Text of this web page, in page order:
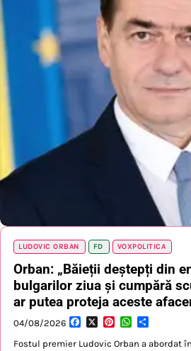
LUDOVIC ORBAN FD VOXPOLITICA
Orban: „Băieții deștepți din
bulgarilor ziua și cumpără
ar putea proteja aceste
04/08/2026 Facebook
X PinterestWhatsApp
Fostul premier Ludovic Orban a abordat